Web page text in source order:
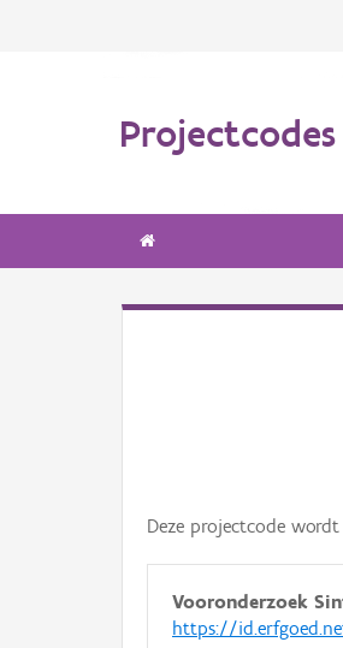
Projectcodes
Deze projectcode
Vooronderzoek
https://